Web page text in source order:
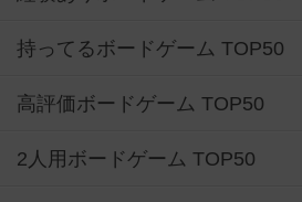
持ってるボードゲーム TOP50
高評価ボードゲーム TOP50
2人用ボードゲーム TOP50